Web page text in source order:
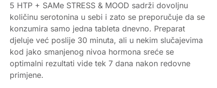
5 HTP + SAMe STRESS & MOOD sadrži dovoljnu
količinu serotonina u sebi i zato se preporučuje da se
konzumira samo jedna tableta dnevno. Preparat
djeluje već poslije 30 minuta, ali u nekim slučajevima
kod jako smanjenog nivoa hormona sreće se
optimalni rezultati vide tek 7 dana nakon redovne
primjene.